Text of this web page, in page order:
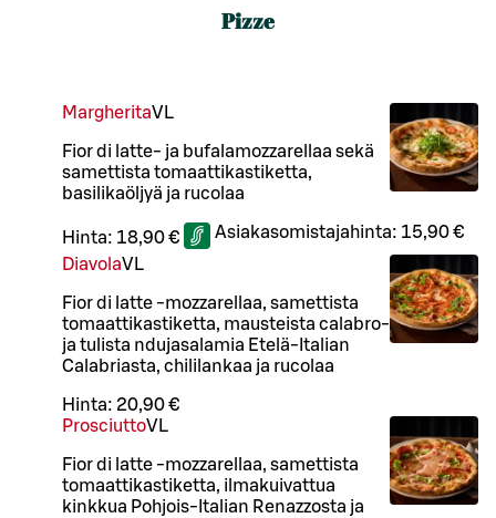
Pizze
MargheritaVL
Fior di latte- ja bufalamozzarellaa sekä
samettista tomaattikastiketta,
basilikaöljyä ja rucolaa
Hinta: 18,90 € Asiakasomistajahinta: 15,90 €
DiavolaVL
Fior di latte -mozzarellaa, samettista
tomaattikastiketta, mausteista calabro-
ja tulista ndujasalamia Etelä-Italian
Calabriasta, chililankaa ja rucolaa
Hinta: 20,90 €
ProsciuttoVL
Fior di latte -mozzarellaa, samettista
tomaattikastiketta, ilmakuivattua
kinkkua Pohjois-Italian Renazzosta ja